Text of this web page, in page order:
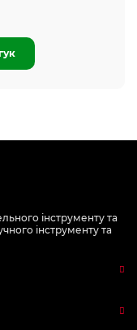
інструменту та
інструменту та